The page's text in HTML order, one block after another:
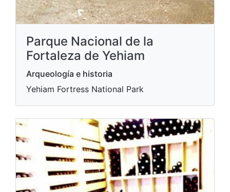
Parque Nacional de la
Fortaleza de Yehiam
Arqueología e historia
Yehiam Fortress National Park